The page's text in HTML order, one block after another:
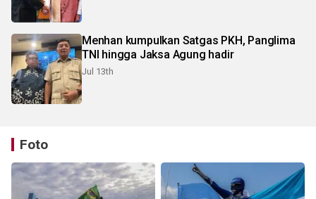
Menhan kumpulkan Satgas PKH, Panglima
TNI hingga Jaksa Agung hadir
Jul 13th
Foto